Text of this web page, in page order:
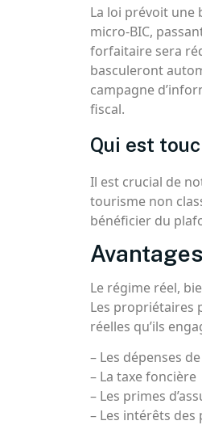
La loi prévoit une
micro-BIC,
forfaitaire sera
basculeront
campagne
fiscal.
Qui est
Il est crucial de
tourisme non
bénéficier du
Le régime réel,
Les propriétaires
réelles qu’ils
– Les dépenses
– La taxe foncière
– Les primes
– Les intérêts